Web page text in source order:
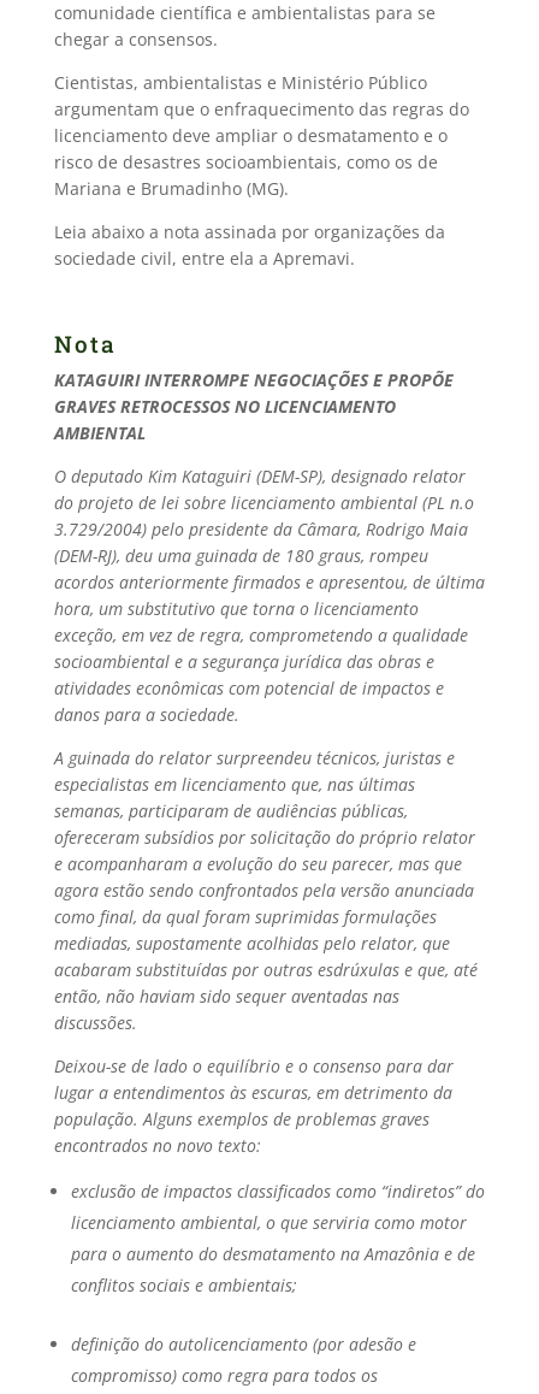
comunidade científica e ambientalistas para se
chegar a consensos.
Cientistas, ambientalistas e Ministério Público
argumentam que o enfraquecimento das regras do
licenciamento deve ampliar o desmatamento e o
risco de desastres socioambientais, como os de
Mariana e Brumadinho (MG).
Leia abaixo a nota assinada por organizações da
sociedade civil, entre ela a Apremavi.
Nota
KATAGUIRI INTERROMPE NEGOCIAÇÕES E PROPÕE
GRAVES RETROCESSOS NO LICENCIAMENTO
AMBIENTAL
O deputado Kim Kataguiri (DEM-SP), designado relator
do projeto de lei sobre licenciamento ambiental (PL n.o
3.729/2004) pelo presidente da Câmara, Rodrigo Maia
(DEM-RJ), deu uma guinada de 180 graus, rompeu
acordos anteriormente firmados e apresentou, de última
hora, um substitutivo que torna o licenciamento
exceção, em vez de regra, comprometendo a qualidade
socioambiental e a segurança jurídica das obras e
atividades econômicas com potencial de impactos e
danos para a sociedade.
A guinada do relator surpreendeu técnicos, juristas e
especialistas em licenciamento que, nas últimas
semanas, participaram de audiências públicas,
ofereceram subsídios por solicitação do próprio relator
e acompanharam a evolução do seu parecer, mas que
agora estão sendo confrontados pela versão anunciada
como final, da qual foram suprimidas formulações
mediadas, supostamente acolhidas pelo relator, que
acabaram substituídas por outras esdrúxulas e que, até
então, não haviam sido sequer aventadas nas
discussões.
Deixou-se de lado o equilíbrio e o consenso para dar
lugar a entendimentos às escuras, em detrimento da
população. Alguns exemplos de problemas graves
encontrados no novo texto:
exclusão de impactos classificados como “indiretos” do
licenciamento ambiental, o que serviria como motor
para o aumento do desmatamento na Amazônia e de
conflitos sociais e ambientais;
definição do autolicenciamento (por adesão e
compromisso) como regra para todos os